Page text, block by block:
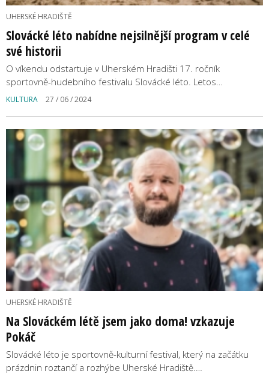
UHERSKÉ HRADIŠTĚ
Slovácké léto nabídne nejsilnější program v celé
své historii
O víkendu odstartuje v Uherském Hradišti 17. ročník
sportovně-hudebního festivalu Slovácké léto. Letos…
KULTURA 27 / 06 / 2024
UHERSKÉ HRADIŠTĚ
Na Slováckém létě jsem jako doma! vzkazuje
Pokáč
Slovácké léto je sportovně-kulturní festival, který na začátku
prázdnin roztančí a rozhýbe Uherské Hradiště.…